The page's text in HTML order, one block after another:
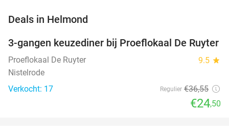
Deals in Helmond
33%
NEW
TODAY
3-gangen keuzediner bij Proeflokaal De Ruyter
Proeflokaal De Ruyter 9.5 star
Nistelrode
Verkocht: 17
Regulier €36,55
€24,50